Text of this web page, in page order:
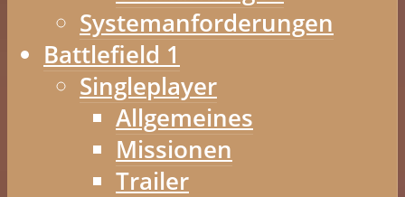
Systemanforderungen
Battlefield 1
Singleplayer
Allgemeines
Missionen
Trailer